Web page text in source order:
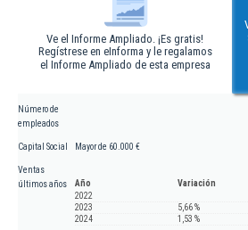
Ve el Informe Ampliado. ¡Es gratis!
Regístrese en eInforma y le regalamos
el Informe Ampliado de esta empresa
Número de
empleados
Capital Social Mayor de 60.000 €
Ventas
últimos años
Año
Variación
2022
2023
5,66 %
2024
1,53 %